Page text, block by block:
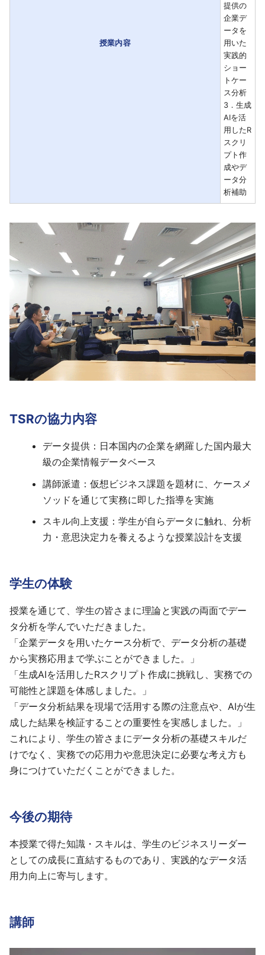
授業内容
提供の
企業デ
ータを
用いた
実践的
ショー
トケー
ス分析
3．生成
AIを活
用したR
スクリ
プト作
成やデ
ータ分
析補助
TSRの協力内容
データ提供：日本国内の企業を網羅した国内最大
級の企業情報データベース
講師派遣：仮想ビジネス課題を題材に、ケースメ
ソッドを通じて実務に即した指導を実施
スキル向上支援：学生が自らデータに触れ、分析
力・意思決定力を養えるような授業設計を支援
学生の体験
授業を通じて、学生の皆さまに理論と実践の両面でデー
タ分析を学んでいただきました。
「企業データを用いたケース分析で、データ分析の基礎
から実務応用まで学ぶことができました。」
「生成AIを活用したRスクリプト作成に挑戦し、実務での
可能性と課題を体感しました。」
「データ分析結果を現場で活用する際の注意点や、AIが生
成した結果を検証することの重要性を実感しました。」
これにより、学生の皆さまにデータ分析の基礎スキルだ
けでなく、実務での応用力や意思決定に必要な考え方も
身につけていただくことができました。
今後の期待
本授業で得た知識・スキルは、学生のビジネスリーダー
としての成長に直結するものであり、実践的なデータ活
用力向上に寄与します。
講師